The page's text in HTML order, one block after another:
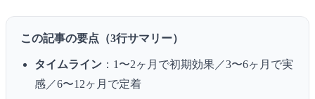
この記事の要点（3行サマリー）
タイムライン ：1〜2ヶ月で初期効果／3〜6ヶ月で実
感／6〜12ヶ月で定着